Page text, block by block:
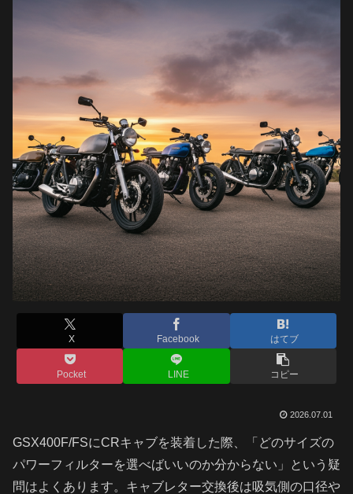
X Facebook はてブ
Pocket LINE コピー
2026.07.01
GSX400F/FSにCRキャブを装着した際、「どのサイズの
パワーフィルターを選べばいいのか分からない」という疑
問はよくあります。キャブレター交換後は吸気側の口径や